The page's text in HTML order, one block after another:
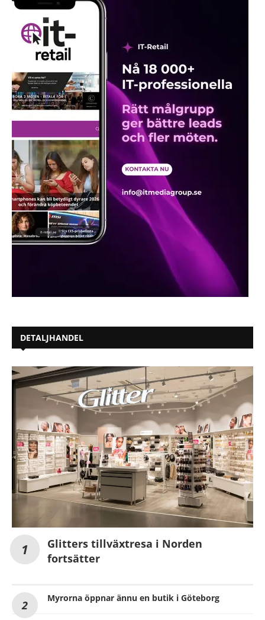
DETALJHANDEL
Glitters tillväxtresa i Norden
fortsätter
Myrorna öppnar ännu en butik i Göteborg